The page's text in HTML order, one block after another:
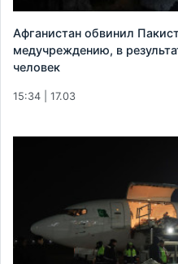
Афганистан обвинил
медучреждению, в
человек
15:34 | 17.03